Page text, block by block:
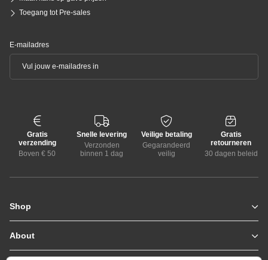
Toegang tot Pre-sales
E-mailadres
Gratis
verzending
Boven € 50
Snelle levering
Verzonden
binnen 1 dag
Veilige betaling
Gegarandeerd
veilig
Gratis
retourneren
30 dagen beleid
Shop
Zomerjassen
Jassen / Coats
Colberts
About
Who we are